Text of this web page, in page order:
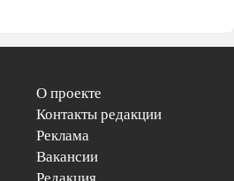
О проекте
Контакты редакции
Реклама
Вакансии
Редакция